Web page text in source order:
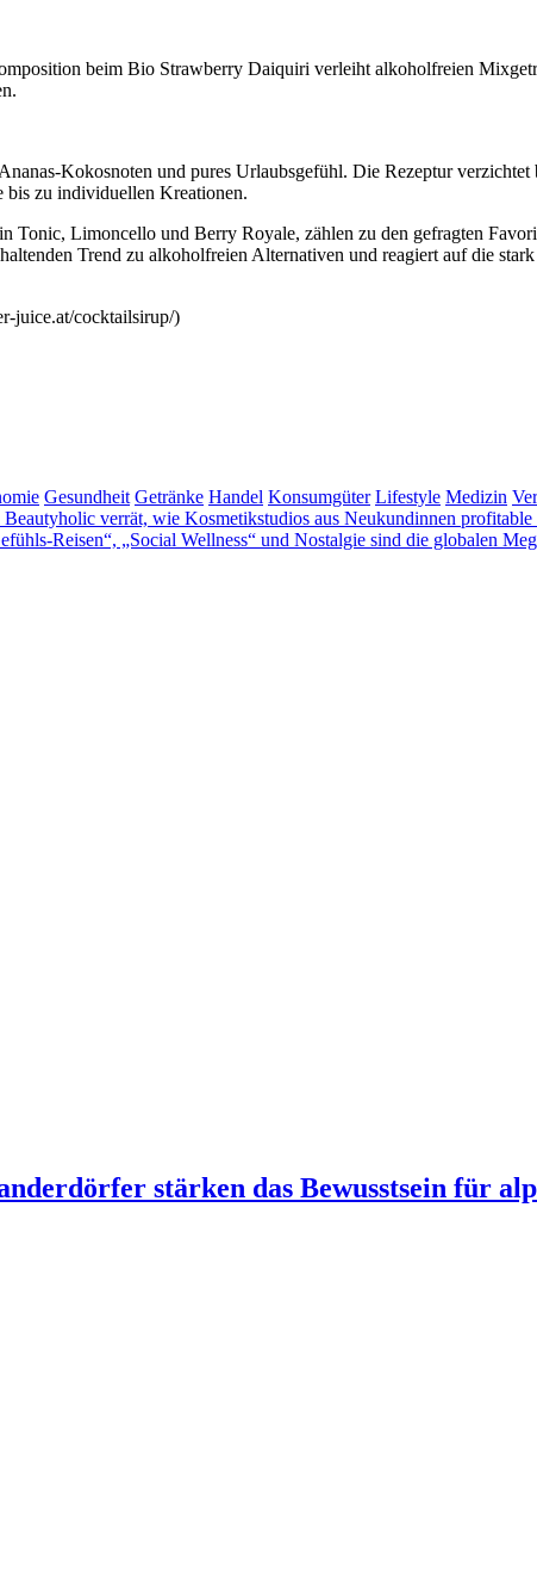
beim Bio Strawberry Daiquiri verleiht alkoholfreien
Kokosnoten und pures Urlaubsgefühl. Die Rezeptur
bis zu individuellen Kreationen.
Limoncello und Berry Royale, zählen zu den gefragten
Trend zu alkoholfreien Alternativen und reagiert auf die
juice.at/cocktailsirup/)
Gesundheit Getränke Handel Konsumgüter Lifestyle Medizin
verrät, wie Kosmetikstudios aus Neukundinnen profitable
Reisen“, „Social Wellness“ und Nostalgie sind die globalen
stärken das Bewusstsein für